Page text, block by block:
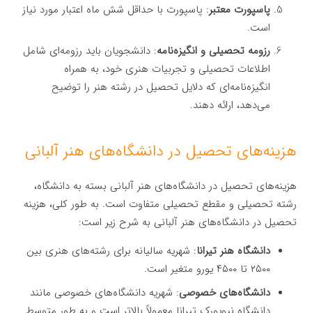
پاسپورت معتبر: پاسپورت با حداقل شش ماه اعتبار مورد نیاز
است.
رزومه تحصیلی و انگیزه‌نامه: دانشجویان باید رزومه‌ای شامل
اطلاعات تحصیلی و تجربیات هنری خود، به همراه
انگیزه‌نامه‌ای که دلایل تحصیل در رشته هنر را توضیح
می‌دهد، ارائه دهند.
هزینه‌های تحصیل در دانشگاه‌های هنر آلبانی
هزینه‌های تحصیل در دانشگاه‌های هنر آلبانی بسته به دانشگاه،
رشته تحصیلی و مقطع تحصیلی متفاوت است. به طور کلی، هزینه
تحصیل در دانشگاه‌های هنر آلبانی به شرح زیر است:
دانشگاه هنر تیرانا: شهریه سالیانه برای رشته‌های هنری بین
۲۵۰۰ تا ۴۵۰۰ یورو متغیر است.
دانشگاه‌های خصوصی: شهریه دانشگاه‌های خصوصی مانند